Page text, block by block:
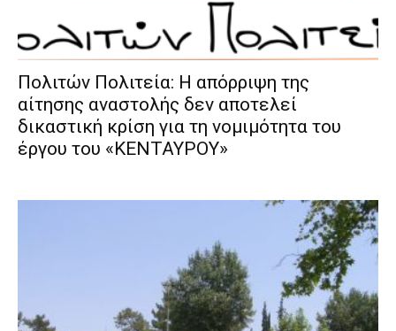
Πολιτών Πολιτεία: Η απόρριψη της
αίτησης αναστολής δεν αποτελεί
δικαστική κρίση για τη νομιμότητα του
έργου του «ΚΕΝΤΑΥΡΟΥ»